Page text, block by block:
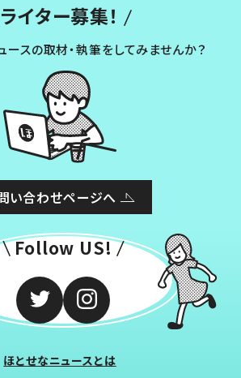
ライター募集！
ースの取材・執筆をしてみませんか？
い合わせページへ
Follow US!
ほとせなニュースとは